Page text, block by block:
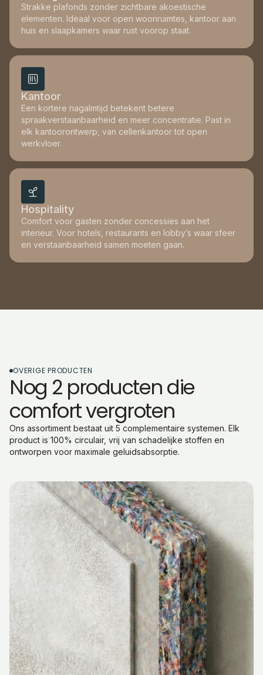
Strakke plafonds zonder zichtbare akoestische
elementen. Ideaal voor open woonruimtes, kantoor aan
huis en slaapkamers waar rust voorop staat.
Kantoor
Een kortere nagalmtijd betekent betere
spraakverstaanbaarheid en meer concentratie. Past in
elk kantoorontwerp, van cellenkantoor tot open
werkvloer.
Hospitality
Comfort voor gasten zonder concessies aan het
interieur. Voor hotels, restaurants en lobby’s waar sfeer
en verstaanbaarheid samen moeten gaan.
OVERIGE PRODUCTEN
Nog 2 producten die
comfort vergroten
Ons assortiment bestaat uit 5 complementaire systemen. Elk
product is 100% circulair, vrij van schadelijke stoffen en
ontworpen voor maximale geluidsabsorptie.